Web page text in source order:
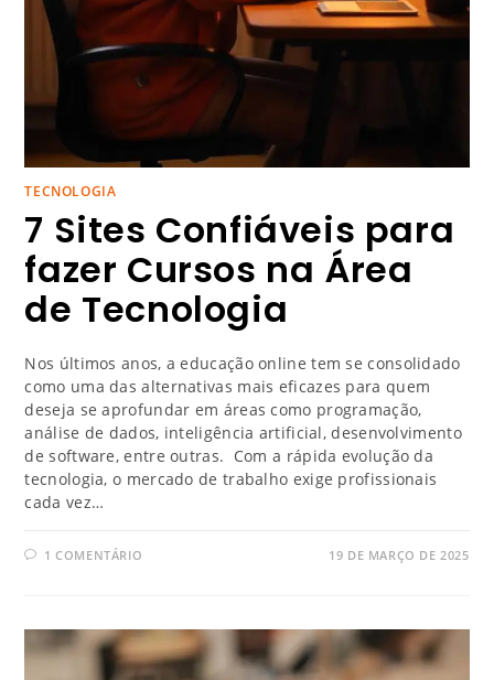
TECNOLOGIA
7 Sites Confiáveis para
fazer Cursos na Área
de Tecnologia
Nos últimos anos, a educação online tem se consolidado
como uma das alternativas mais eficazes para quem
deseja se aprofundar em áreas como programação,
análise de dados, inteligência artificial, desenvolvimento
de software, entre outras. Com a rápida evolução da
tecnologia, o mercado de trabalho exige profissionais
cada vez…
1 COMENTÁRIO 19 DE MARÇO DE 2025